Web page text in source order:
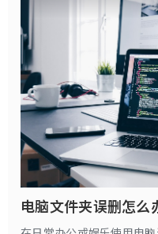
电脑文件夹误删怎